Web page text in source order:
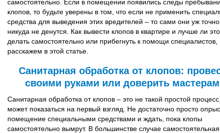
самостоятельно. Если в помещении появились следы
клопов, то будьте уверены в том, что если не применить
средства для выведения этих вредителей – то сами они уж точно
никуда не денутся. Как вывести клопов в квартире и лучше ли это
делать самостоятельно или прибегнуть к помощи специалистов,
расскажем в этой статье.
Санитарная обработка от клопов:
своими руками или доверить
Санитарная обработка от клопов – это не такой простой
может показаться на первый взгляд. Не достаточно просто
помещение специальными средствами и ждать, пока клопы
самостоятельно вымрут. В большинстве случае самостоятельная